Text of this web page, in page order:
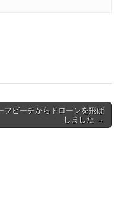
フビーチからドローンを飛ば
しました →